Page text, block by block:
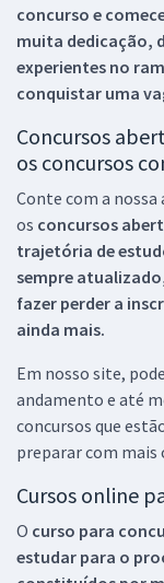
concurso e
muita dedicação,
experientes no
conquistar uma
Concursos
os concursos
Conte com a nossa
os concursos
trajetória de
sempre
fazer perder a
ainda mais.
Em nosso site,
andamento e até
concursos que
preparar com mais
Cursos online
O curso para
estudar para o